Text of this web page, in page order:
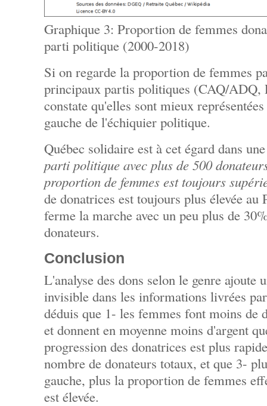
Graphique 3: Proportion de femmes
parti politique (2000-2018)
Si on regarde la proportion de femmes
principaux partis politiques (CAQ/ADQ,
constate qu'elles sont mieux
gauche de l'échiquier politique.
Québec solidaire est à cet égard dans
parti politique avec plus de 500
proportion de femmes est toujours
de donatrices est toujours plus élevée
ferme la marche avec un peu plus de
donateurs.
Conclusion
L'analyse des dons selon le genre ajoute
invisible dans les informations livrées
déduis que 1- les femmes font moins de
et donnent en moyenne moins d'argent
progression des donatrices est plus
nombre de donateurs totaux, et que 3-
gauche, plus la proportion de femmes
est élevée.